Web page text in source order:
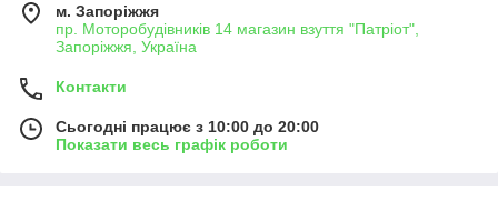
м. Запоріжжя
пр. Моторобудівників 14 магазин взуття "Патріот",
Запоріжжя, Україна
Контакти
Сьогодні працює з 10:00 до 20:00
Показати весь графік роботи